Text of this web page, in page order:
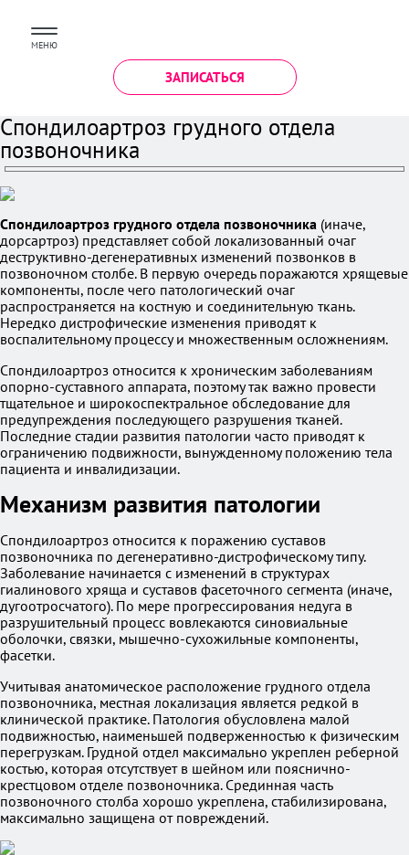
МЕНЮ
ЗАПИСАТЬСЯ
Спондилоартроз грудного отдела
позвоночника
Спондилоартроз грудного отдела позвоночника (иначе,
дорсартроз) представляет собой локализованный очаг
деструктивно-дегенеративных изменений позвонков в
позвоночном столбе. В первую очередь поражаются хрящевые
компоненты, после чего патологический очаг
распространяется на костную и соединительную ткань.
Нередко дистрофические изменения приводят к
воспалительному процессу и множественным осложнениям.
Спондилоартроз относится к хроническим заболеваниям
опорно-суставного аппарата, поэтому так важно провести
тщательное и широкоспектральное обследование для
предупреждения последующего разрушения тканей.
Последние стадии развития патологии часто приводят к
ограничению подвижности, вынужденному положению тела
пациента и инвалидизации.
Механизм развития патологии
Спондилоартроз относится к поражению суставов
позвоночника по дегенеративно-дистрофическому типу.
Заболевание начинается с изменений в структурах
гиалинового хряща и суставов фасеточного сегмента (иначе,
дугоотросчатого). По мере прогрессирования недуга в
разрушительный процесс вовлекаются синовиальные
оболочки, связки, мышечно-сухожильные компоненты,
фасетки.
Учитывая анатомическое расположение грудного отдела
позвоночника, местная локализация является редкой в
клинической практике. Патология обусловлена малой
подвижностью, наименьшей подверженностью к физическим
перегрузкам. Грудной отдел максимально укреплен реберной
костью, которая отсутствует в шейном или пояснично-
крестцовом отделе позвоночника. Срединная часть
позвоночного столба хорошо укреплена, стабилизирована,
максимально защищена от повреждений.